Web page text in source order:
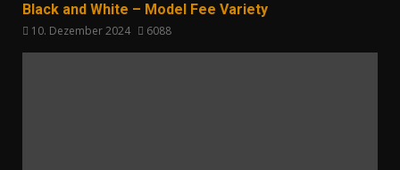
Black and White – Model Fee Variety
10. Dezember 2024 6088